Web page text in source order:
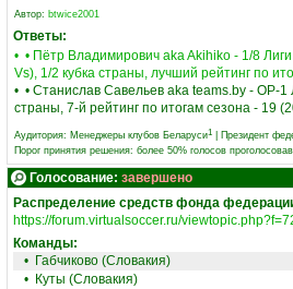
Автор: btwice2001
Ответы:
• • Пётр Владимирович aka Akihiko - 1/8
Vs), 1/2 кубка страны, лучший рейтинг по
• • Станислав Савельев aka teams.by - ОР-
страны, 7-й рейтинг по итогам сезона - 19
Аудитория: Менеджеры клубов Беларуси1 Президент
Порог принятия решения: более 50% голосов
Голосование: завершено
Распределение средств фонда
https://forum.virtualsoccer.ru/
Команды:
• Габчиково (Словакия)
• Куты (Словакия)